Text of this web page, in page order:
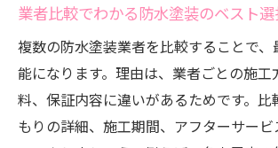
業者比較でわかる防水塗装のベスト選
複数の防水塗装業者を比較することで
能になります。理由は、業者ごとの施工
料、保証内容に違いがあるためです。比
もりの詳細、施工期間、アフターサー